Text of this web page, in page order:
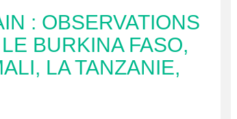
: OBSERVATIONS
BURKINA FASO,
LA TANZANIE,